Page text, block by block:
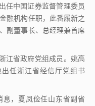
任中国证券监督管理委员
融机构任职，此番履新之
副董事长、总经理兼首席
江省政府党组成员。姚高
任浙江省经信厅党组书
，夏凤俭任山东省副省